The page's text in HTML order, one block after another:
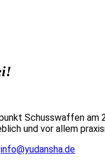
Schusswaffen
und vor allem
info@yudansha.de